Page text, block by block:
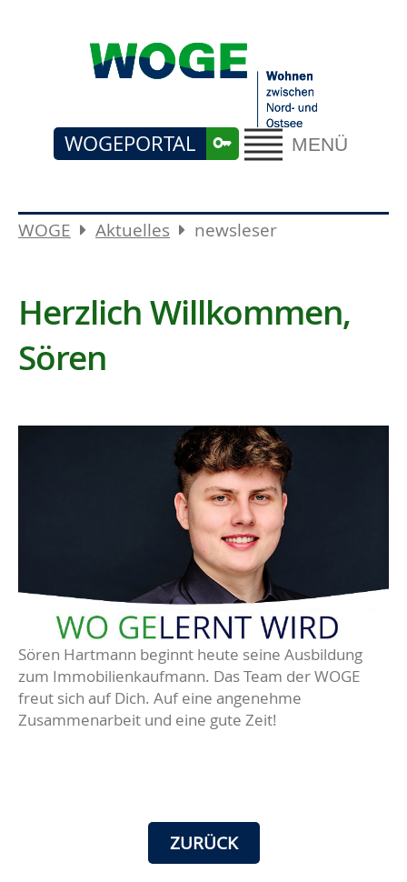
MENÜ
WOGEPORTAL
WOGE Aktuelles newsleser
Herzlich Willkommen,
Sören
Sören Hartmann beginnt heute seine Ausbildung
zum Immobilienkaufmann. Das Team der WOGE
freut sich auf Dich. Auf eine angenehme
Zusammenarbeit und eine gute Zeit!
ZURÜCK